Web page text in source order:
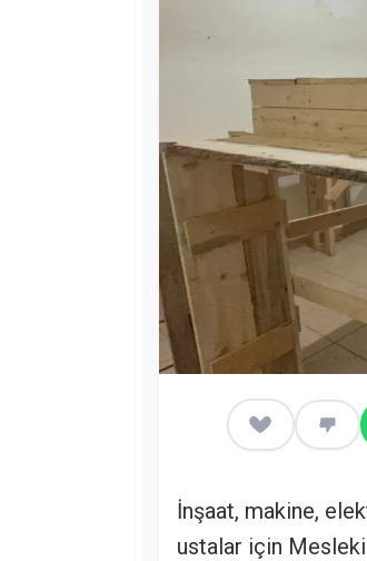
İnşaat, makine,
ustalar için